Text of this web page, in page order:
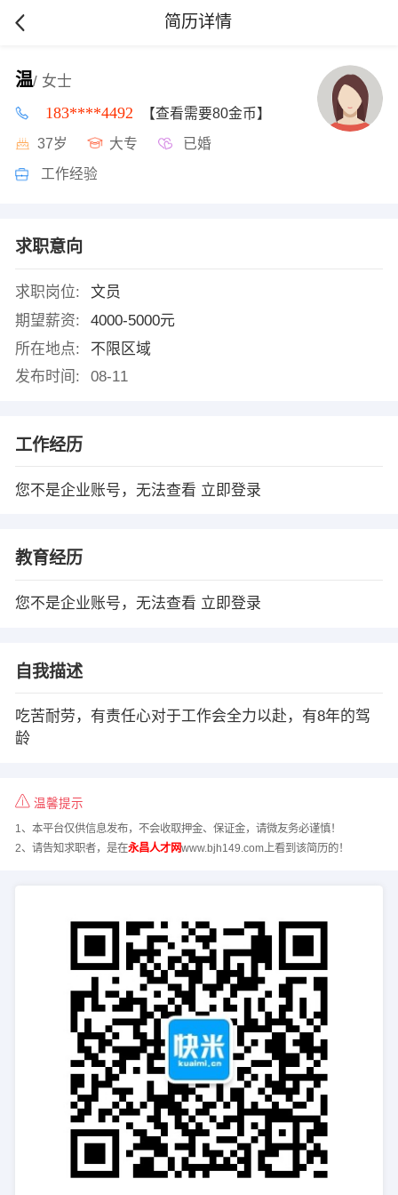
简历详情
温/ 女士
183****4492 【查看需要80金币】
37岁 大专 已婚
工作经验
求职意向
求职岗位:
文员
期望薪资:
4000-5000元
所在地点:
不限区域
发布时间:
08-11
工作经历
您不是企业账号，无法查看 立即登录
教育经历
您不是企业账号，无法查看 立即登录
自我描述
吃苦耐劳，有责任心对于工作会全力以赴，有8年的驾
龄
温馨提示
1、本平台仅供信息发布，不会收取押金、保证金，请微友务必谨慎！
2、请告知求职者，是在永昌人才网www.bjh149.com上看到该简历的！